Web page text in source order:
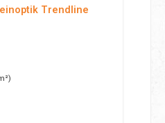
Trendline